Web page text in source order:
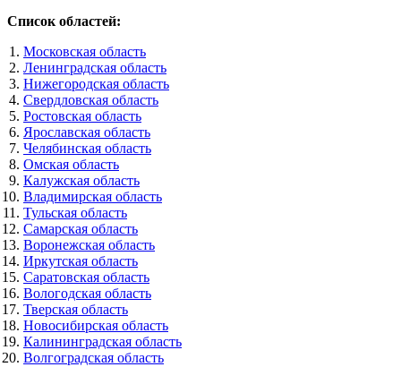
Список областей:
Московская область
Ленинградская область
Нижегородская область
Свердловская область
Ростовская область
Ярославская область
Челябинская область
Омская область
Калужская область
Владимирская область
Тульская область
Самарская область
Воронежская область
Иркутская область
Саратовская область
Вологодская область
Тверская область
Новосибирская область
Калининградская область
Волгоградская область